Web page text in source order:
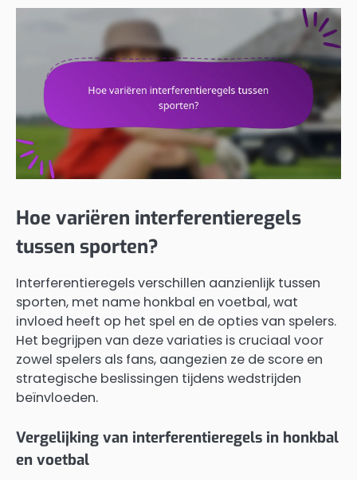
Hoe variëren interferentieregels
tussen sporten?
Interferentieregels verschillen aanzienlijk tussen
sporten, met name honkbal en voetbal, wat
invloed heeft op het spel en de opties van spelers.
Het begrijpen van deze variaties is cruciaal voor
zowel spelers als fans, aangezien ze de score en
strategische beslissingen tijdens wedstrijden
beïnvloeden.
Vergelijking van interferentieregels in honkbal
en voetbal